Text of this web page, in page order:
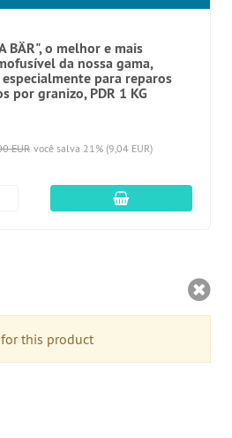
BÄR", o melhor e mais
da nossa gama,
para reparos
​​por granizo, PDR 1 KG
EUR você salva 21% (9,04 EUR)
Adicionar ao
this product